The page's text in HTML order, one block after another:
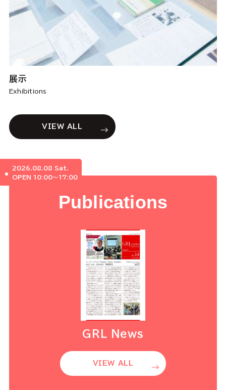
2026.08.08 Sat.
OPEN 10:00～17:00
展示
Exhibitions
VIEW ALL
Publications
GRL News
VIEW ALL